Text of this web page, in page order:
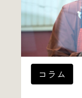
コラム